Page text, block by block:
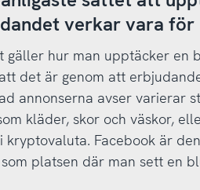
verkar vara
gäller hur man upptäcker en
det är genom att
annonserna avser varierar
kläder, skor och väskor,
kryptovaluta. Facebook är
platsen där man sett en